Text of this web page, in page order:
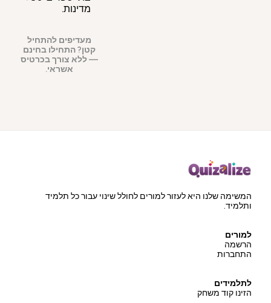
מדינות.
מעדיפים להתחיל
קטן?התחילו בחינם
— ללא צורך בכרטיס
אשראי.
המשימה שלנו היא לעזור למורים לחולל שינוי עבור כל תלמיד
ותלמיד.
למורים
הרשמה
התחברות
לתלמידים
הזינו קוד משחק